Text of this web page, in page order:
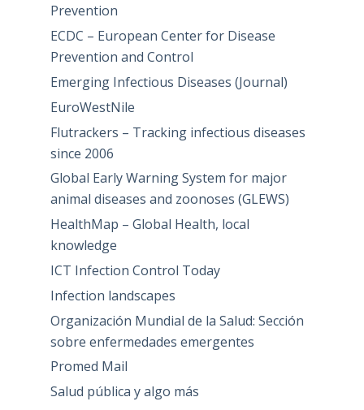
Prevention
ECDC – European Center for Disease
Prevention and Control
Emerging Infectious Diseases (Journal)
EuroWestNile
Flutrackers – Tracking infectious diseases
since 2006
Global Early Warning System for major
animal diseases and zoonoses (GLEWS)
HealthMap – Global Health, local
knowledge
ICT Infection Control Today
Infection landscapes
Organización Mundial de la Salud: Sección
sobre enfermedades emergentes
Promed Mail
Salud pública y algo más